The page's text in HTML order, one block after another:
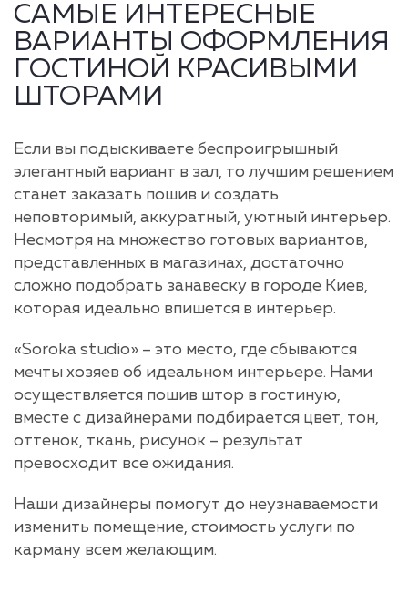
САМЫЕ ИНТЕРЕСНЫЕ
ВАРИАНТЫ ОФОРМЛЕНИЯ
ГОСТИНОЙ КРАСИВЫМИ
ШТОРАМИ
Если вы подыскиваете беспроигрышный
элегантный вариант в зал, то лучшим решением
станет заказать пошив и создать
неповторимый, аккуратный, уютный интерьер.
Несмотря на множество готовых вариантов,
представленных в магазинах, достаточно
сложно подобрать занавеску в городе Киев,
которая идеально впишется в интерьер.
«Soroka studio» – это место, где сбываются
мечты хозяев об идеальном интерьере. Нами
осуществляется пошив штор в гостиную,
вместе с дизайнерами подбирается цвет, тон,
оттенок, ткань, рисунок – результат
превосходит все ожидания.
Наши дизайнеры помогут до неузнаваемости
изменить помещение, стоимость услуги по
карману всем желающим.